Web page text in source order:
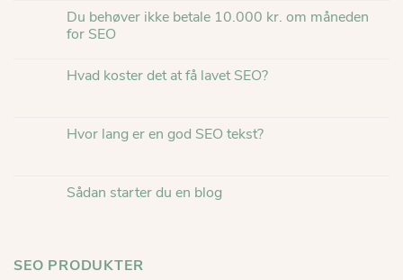
Du behøver ikke betale 10.000 kr. om måneden
for SEO
Hvad koster det at få lavet SEO?
Hvor lang er en god SEO tekst?
Sådan starter du en blog
SEO PRODUKTER